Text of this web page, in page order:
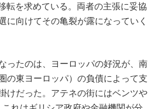
転を求めている。両者の主張に妥協
に向けてその亀裂が露になっていく
ったのは、ヨーロッパの好況が、南
の東ヨーロッパ）の負債によって支
けだった。アテネの街にはベンツや